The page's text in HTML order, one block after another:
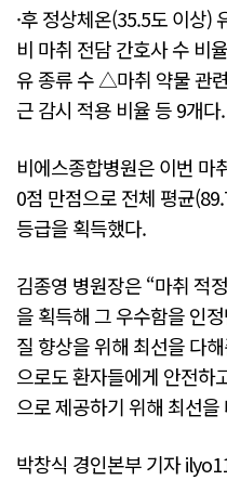
·후 정상체온(35.5도 이상
비 마취 전담 간호사 수 비
유 종류 수 △마취 약물 관
근 감시 적용 비율 등 9개다.
비에스종합병원은 이번 마
0점 만점으로 전체 평균
등급을 획득했다.
김종영 병원장은 “마취 적
을 획득해 그 우수함을 인
질 향상을 위해 최선을 다
으로도 환자들에게 안전하
으로 제공하기 위해 최선
박창식 경인본부 기자